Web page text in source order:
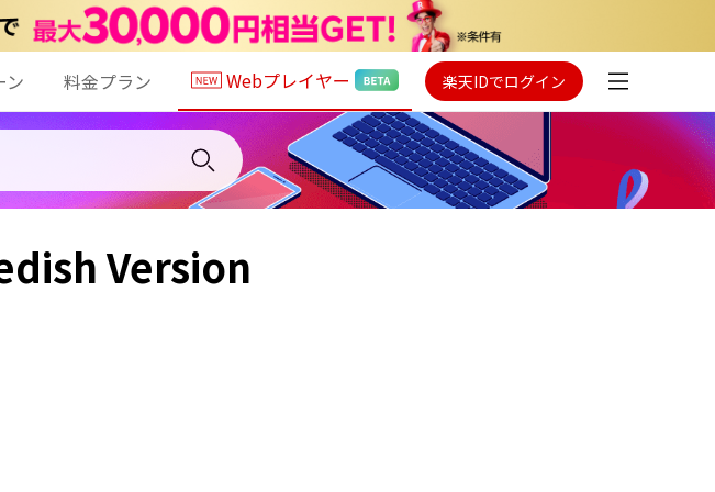
ン 料金プラン Webプレイヤー 楽天IDでログイン
Version